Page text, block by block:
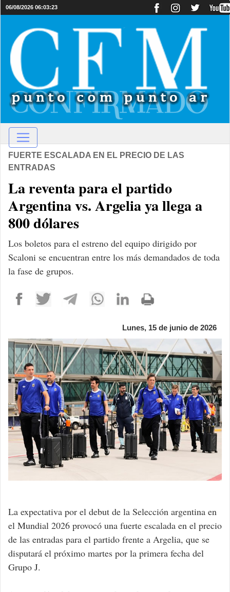
06/08/2026 06:03:23
FUERTE ESCALADA EN EL PRECIO DE LAS
ENTRADAS
La reventa para el partido
Argentina vs. Argelia ya llega a
800 dólares
Los boletos para el estreno del equipo dirigido por
Scaloni se encuentran entre los más demandados de toda
la fase de grupos.
Lunes, 15 de junio de 2026
La expectativa por el debut de la Selección argentina en
el Mundial 2026 provocó una fuerte escalada en el precio
de las entradas para el partido frente a Argelia, que se
disputará el próximo martes por la primera fecha del
Grupo J.